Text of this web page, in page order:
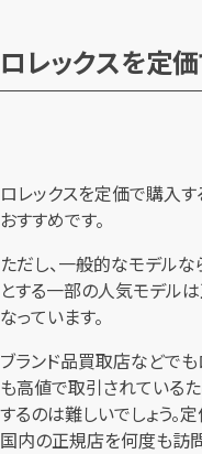
ロレックスを定
ロレックスを定価で購入
おすすめです。
ただし、一般的なモデルな
とする一部の人気モデル
なっています。
ブランド品買取店などでも
も高値で取引されている
するのは難しいでしょう。
国内の正規店を何度も訪